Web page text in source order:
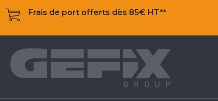
Frais de port offerts dès 85€ HT**